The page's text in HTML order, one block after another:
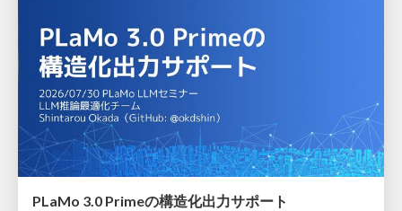
PLaMo 3.0 Primeの構造化出力サポート